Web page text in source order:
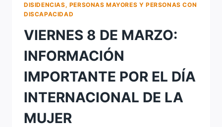
DISIDENCIAS, PERSONAS MAYORES Y PERSONAS CON
DISCAPACIDAD
VIERNES 8 DE MARZO:
INFORMACIÓN
IMPORTANTE POR EL DÍA
INTERNACIONAL DE LA
MUJER